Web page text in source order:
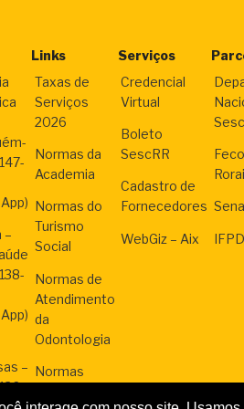
–
–
Links
Taxas de
Serviços
2026
Normas da
Academia
Normas do
Turismo
Social
Normas de
Atendimento
da
Odontologia
Normas
Serviços
Credencial
Virtual
Boleto
SescRR
Cadastro de
Fornecedores
WebGiz – Aix
Sesc
IFPD